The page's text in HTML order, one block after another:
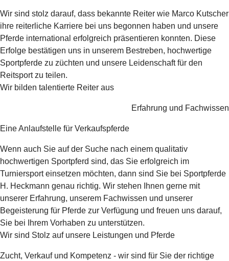
Wir sind stolz darauf, dass bekannte Reiter wie Marco Kutscher
ihre reiterliche Karriere bei uns begonnen haben und unsere
Pferde international erfolgreich präsentieren konnten. Diese
Erfolge bestätigen uns in unserem Bestreben, hochwertige
Sportpferde zu züchten und unsere Leidenschaft für den
Reitsport zu teilen.
Wir bilden talentierte Reiter aus
Erfahrung und Fachwissen
Eine Anlaufstelle für Verkaufspferde
Wenn auch Sie auf der Suche nach einem qualitativ
hochwertigen Sportpferd sind, das Sie erfolgreich im
Turniersport einsetzen möchten, dann sind Sie bei Sportpferde
H. Heckmann genau richtig. Wir stehen Ihnen gerne mit
unserer Erfahrung, unserem Fachwissen und unserer
Begeisterung für Pferde zur Verfügung und freuen uns darauf,
Sie bei Ihrem Vorhaben zu unterstützen.
Wir sind Stolz auf unsere Leistungen und Pferde
Zucht, Verkauf und Kompetenz - wir sind für Sie der richtige